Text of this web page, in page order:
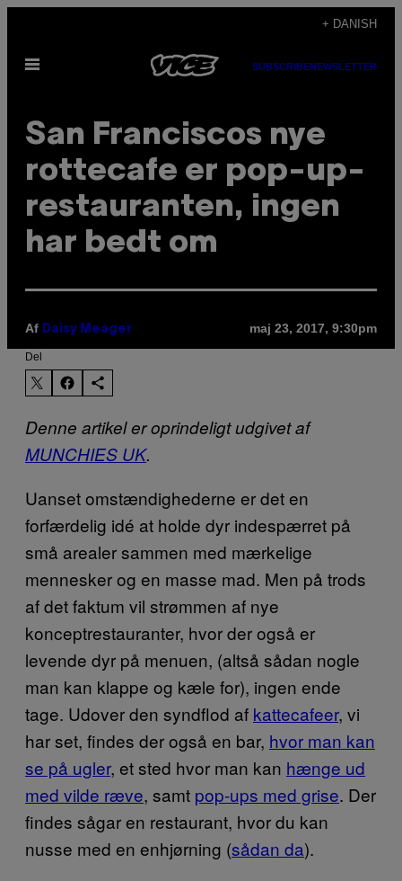
indhold
+ DANISH
Åbn
SUBSCRIBENEWSLETTER
San Franciscos nye
rottecafe er pop-up-
restauranten, ingen
har bedt om
Af Daisy Meager maj 23, 2017, 9:30pm
Del
Denne artikel er oprindeligt udgivet af
MUNCHIES UK.
Uanset omstændighederne er det en
forfærdelig idé at holde dyr indespærret på
små arealer sammen med mærkelige
mennesker og en masse mad. Men på trods
af det faktum vil strømmen af nye
konceptrestauranter, hvor der også er
levende dyr på menuen, (altså sådan nogle
man kan klappe og kæle for), ingen ende
tage. Udover den syndflod af kattecafeer, vi
har set, findes der også en bar, hvor man kan
se på ugler, et sted hvor man kan hænge ud
med vilde ræve, samt pop-ups med grise. Der
findes sågar en restaurant, hvor du kan
nusse med en enhjørning (sådan da).